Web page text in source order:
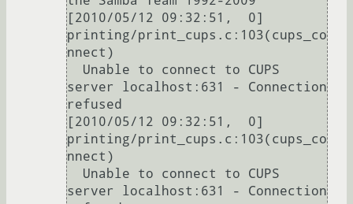
[2010/05/12 09:32:51,  0]
printing/print_cups.c:103(cups_co
nnect)
server localhost:631 - Connection
refused
[2010/05/12 09:32:51,  0]
printing/print_cups.c:103(cups_co
nnect)
server localhost:631 - Connection